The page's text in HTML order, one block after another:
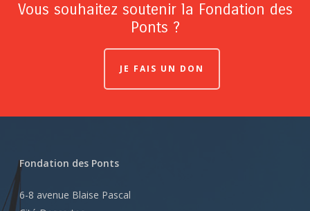
Vous souhaitez soutenir la Fondation des
Ponts ?
JE FAIS UN DON
Fondation des Ponts
6-8 avenue Blaise Pascal